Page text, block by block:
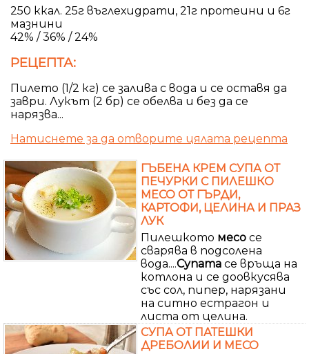
250 ккал. 25г въглехидрати, 21г протеини и 6г
мазнини
42% / 36% / 24%
РЕЦЕПТА:
Пилето (1/2 кг) се залива с вода и се оставя да
заври. Лукът (2 бр) се обелва и без да се
нарязва...
Натиснете за да отворите цялата рецепта
ГЪБЕНА КРЕМ СУПА ОТ
ПЕЧУРКИ С ПИЛЕШКО
МЕСО ОТ ГЪРДИ,
КАРТОФИ, ЦЕЛИНА И ПРАЗ
ЛУК
Пилешкото месо се
сварява в подсолена
вода....Супата се връща на
котлона и се доовкусява
със сол, пипер, нарязани
на ситно естрагон и
листа от целина.
СУПА ОТ ПАТЕШКИ
ДРЕБОЛИИ И МЕСО